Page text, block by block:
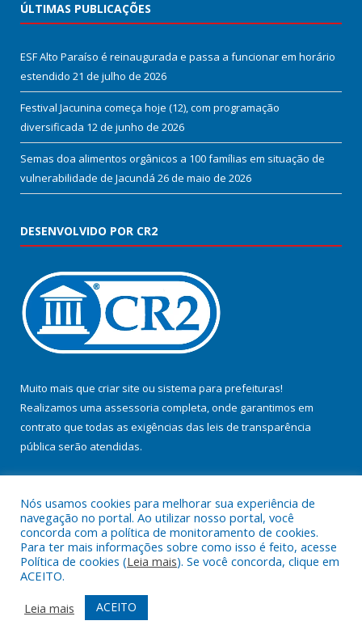
ÚLTIMAS PUBLICAÇÕES
ESF Alto Paraíso é reinaugurada e passa a funcionar em horário
estendido 21 de julho de 2026
Festival Jacunina começa hoje (12), com programação
diversificada 12 de junho de 2026
Semas doa alimentos orgânicos a 100 famílias em situação de
vulnerabilidade de Jacundá 26 de maio de 2026
DESENVOLVIDO POR CR2
Muito mais que criar site ou sistema para prefeituras!
Realizamos uma assessoria completa, onde garantimos em
contrato que todas as exigências das leis de transparência
pública serão atendidas.
Todos os direitos reservados a Prefeitura Municipal de Jacundá.
Mapa do Site
Acessar Área Administrativa
Acessar Webmail
Nós usamos cookies para melhorar sua experiência de
navegação no portal. Ao utilizar nosso portal, você
concorda com a política de monitoramento de cookies.
Para ter mais informações sobre como isso é feito, acesse
Política de cookies (Leia mais). Se você concorda, clique em
ACEITO.
Leia mais
ACEITO